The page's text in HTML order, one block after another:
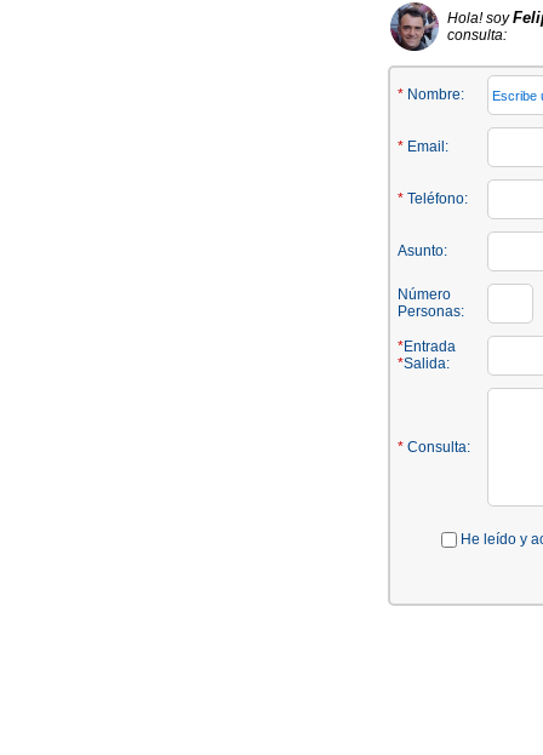
Hola! soy
consulta:
* Nombre:
* Email:
* Teléfono:
Asunto:
Número
Personas:
*Entrada
*Salida:
* Consulta:
He leído y